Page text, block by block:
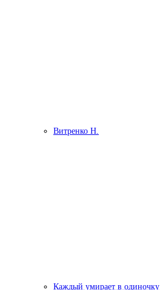
Витренко Н.
Каждый умирает в одиночку